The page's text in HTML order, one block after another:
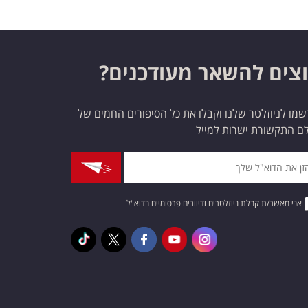
להשאר מעודכנים?
לניוזלטר שלנו וקבלו את כל הסיפורים החמים של
התקשורת ישרות למייל
אני מאשר/ת קבלת ניוזלטרים ודיוורים פרסומיים בדוא"ל